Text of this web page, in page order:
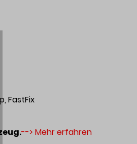
FastFix
--> Mehr erfahren